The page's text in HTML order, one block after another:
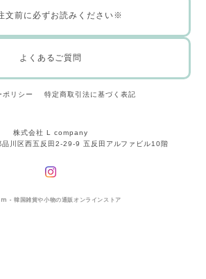
文前に必ずお読みください※
よくあるご質問
株式会社 L company
川区西五反田2-29-9 五反田アルファビル10階
- 韓国雑貨や小物の通販オンラインストア
ポリシー 特定商取引法に基づく表記